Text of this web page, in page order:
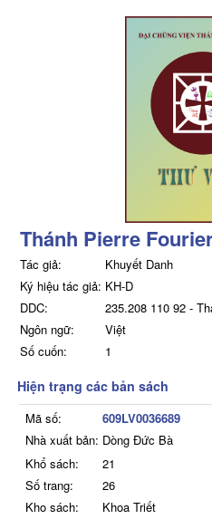
Thánh Pierre
Tác giả:
Khuyết Danh
Ký hiệu tác giả: KH-D
DDC:
235.208 110 92 -
Ngôn ngữ:
Việt
Số cuốn:
1
Hiện trạng các bản sách
Mã số:
609LV0036689
Nhà xuất bản: Dòng Đức Bà
Khổ sách:
21
Số trang:
26
Kho sách:
Khoa Triết